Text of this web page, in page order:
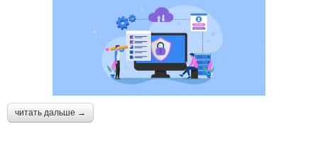
читать дальше →